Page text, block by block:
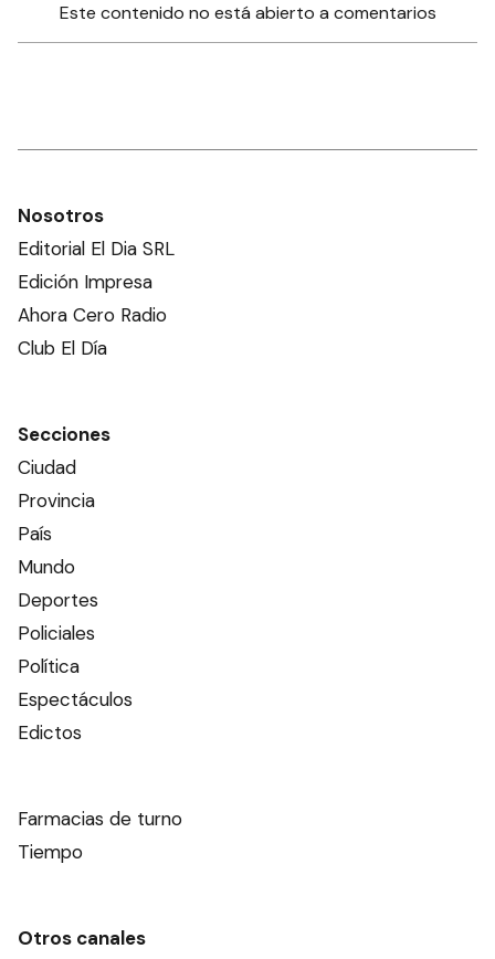
Este contenido no está abierto a comentarios
Nosotros
Editorial El Dia SRL
Edición Impresa
Ahora Cero Radio
Club El Día
Secciones
Ciudad
Provincia
País
Mundo
Deportes
Policiales
Política
Espectáculos
Edictos
Farmacias de turno
Tiempo
Otros canales